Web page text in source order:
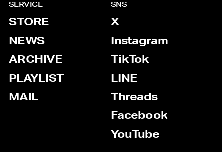
SERVICE
STORE
NEWS
ARCHIVE
PLAYLIST
MAIL
SNS
X
Instagram
TikTok
LINE
Threads
Facebook
YouTube